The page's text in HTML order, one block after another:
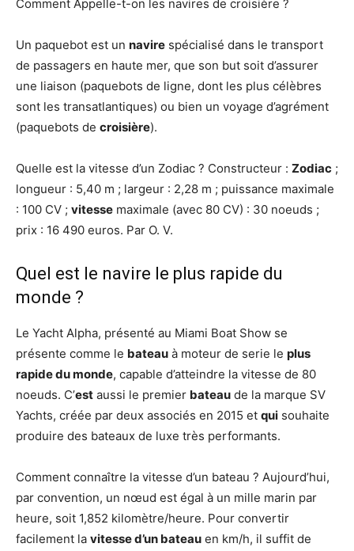
Comment Appelle-t-on les navires de croisière ?
Un paquebot est un navire spécialisé dans le transport
de passagers en haute mer, que son but soit d’assurer
une liaison (paquebots de ligne, dont les plus célèbres
sont les transatlantiques) ou bien un voyage d’agrément
(paquebots de croisière).
Quelle est la vitesse d’un Zodiac ? Constructeur : Zodiac ;
longueur : 5,40 m ; largeur : 2,28 m ; puissance maximale
: 100 CV ; vitesse maximale (avec 80 CV) : 30 noeuds ;
prix : 16 490 euros. Par O. V.
Quel est le navire le plus rapide du
monde ?
Le Yacht Alpha, présenté au Miami Boat Show se
présente comme le bateau à moteur de serie le plus
rapide du monde, capable d’atteindre la vitesse de 80
noeuds. C’est aussi le premier bateau de la marque SV
Yachts, créée par deux associés en 2015 et qui souhaite
produire des bateaux de luxe très performants.
Comment connaître la vitesse d’un bateau ? Aujourd’hui,
par convention, un nœud est égal à un mille marin par
heure, soit 1,852 kilomètre/heure. Pour convertir
facilement la vitesse d’un bateau en km/h, il suffit de